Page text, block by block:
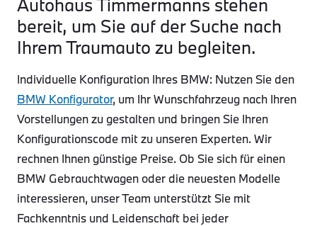
bereit, um Sie auf der Suche nach
Ihrem Traumauto zu begleiten.
Individuelle Konfiguration Ihres BMW: Nutzen Sie den
BMW Konfigurator, um Ihr Wunschfahrzeug nach Ihren
Vorstellungen zu gestalten und bringen Sie Ihren
Konfigurationscode mit zu unseren Experten. Wir
rechnen Ihnen günstige Preise. Ob Sie sich für einen
BMW Gebrauchtwagen oder die neuesten Modelle
interessieren, unser Team unterstützt Sie mit
Fachkenntnis und Leidenschaft bei jeder